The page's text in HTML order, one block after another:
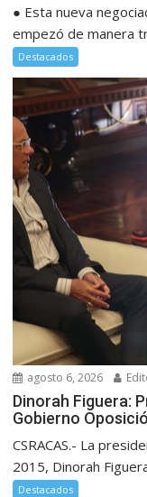
● Esta nueva
empezó de manera
Destacados
agosto 6, 2026
Dinorah Figuera:
Gobierno
CSRACAS.- La
2015, Dinorah
Destacados